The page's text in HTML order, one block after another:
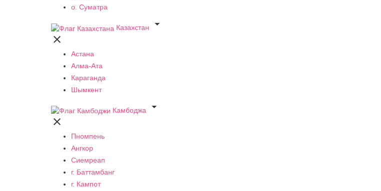
о. Суматра
Казахстан


Астана
Алма-Ата
Караганда
Шымкент
Камбоджа


Пномпень
Ангкор
Сиемреап
г. Баттамбанг
г. Кампот